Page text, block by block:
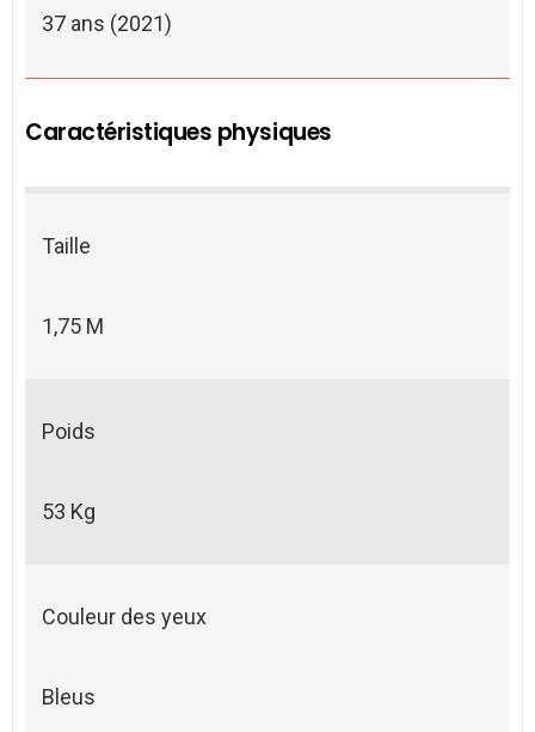
37 ans (2021)
Caractéristiques physiques
Taille
1,75 M
Poids
53 Kg
Couleur des yeux
Bleus